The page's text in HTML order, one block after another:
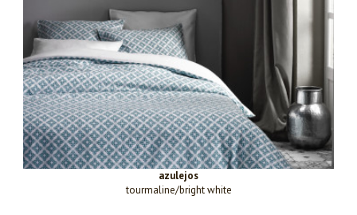
azulejos
tourmaline/bright white